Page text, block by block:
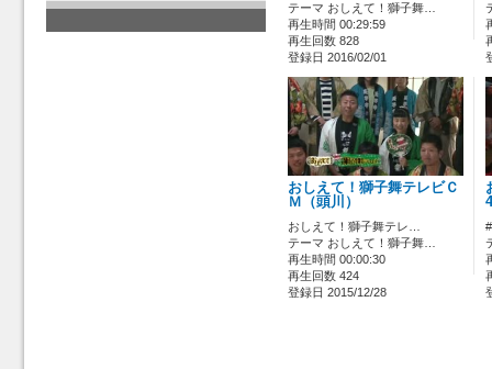
テーマ おしえて！獅子舞…
再生時間 00:29:59
再生回数 828
登録日 2016/02/01
おしえて！獅子舞テレビＣ
Ｍ（頭川）
おしえて！獅子舞テレ…
テーマ おしえて！獅子舞…
再生時間 00:00:30
再生回数 424
登録日 2015/12/28
4